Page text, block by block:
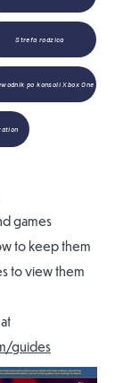
Strefa rodzica
po konsoli Xbox One
games
to keep them
to view them
guides